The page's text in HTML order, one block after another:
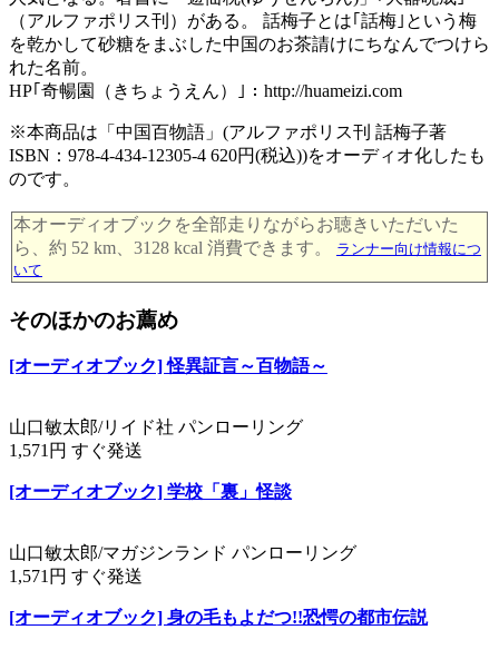
（アルファポリス刊）がある。 話梅子とは｢話梅｣という梅
を乾かして砂糖をまぶした中国のお茶請けにちなんでつけら
れた名前。
HP｢奇暢園（きちょうえん）｣：http://huameizi.com
※本商品は「中国百物語」(アルファポリス刊 話梅子著
ISBN：978-4-434-12305-4 620円(税込))をオーディオ化したも
のです。
本オーディオブックを全部走りながらお聴きいただいた
ら、約 52 km、3128 kcal 消費できます。
ランナー向け情報につ
いて
そのほかのお薦め
[オーディオブック] 怪異証言～百物語～
山口敏太郎/リイド社 パンローリング
1,571円 すぐ発送
[オーディオブック] 学校「裏」怪談
山口敏太郎/マガジンランド パンローリング
1,571円 すぐ発送
[オーディオブック] 身の毛もよだつ!!恐愕の都市伝説